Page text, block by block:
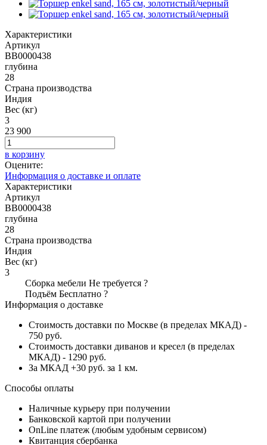
Характеристики
Артикул
BB0000438
глубина
28
Страна производства
Индия
Вес (кг)
3
23 900
в корзину
Оцените:
Информация о доставке и оплате
Характеристики
Артикул
BB0000438
глубина
28
Страна производства
Индия
Вес (кг)
3
Сборка мебели Не требуется ?
Подъём Бесплатно ?
Информация о доставке
Стоимость доставки по Москве (в пределах МКАД) -
750 руб.
Стоимость доставки диванов и кресел (в пределах
МКАД) - 1290 руб.
За МКАД +30 руб. за 1 км.
Способы оплаты
Наличные курьеру при получении
Банковской картой при получении
OnLine платеж (любым удобным сервисом)
Квитанция сбербанка